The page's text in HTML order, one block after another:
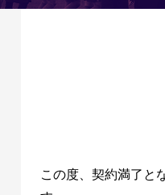
この度、契約満了と